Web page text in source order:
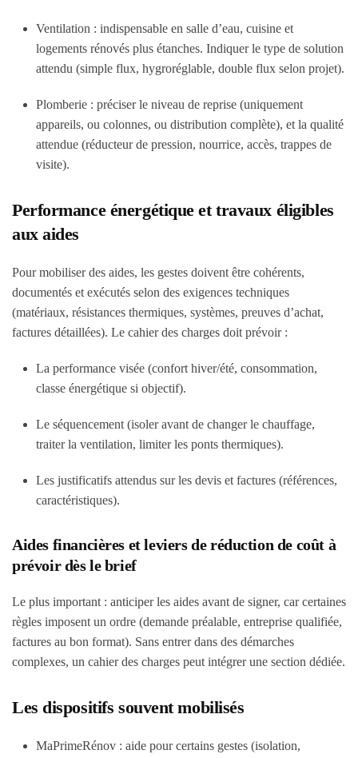
Ventilation : indispensable en salle d’eau, cuisine et
logements rénovés plus étanches. Indiquer le type de solution
attendu (simple flux, hygroréglable, double flux selon projet).
Plomberie : préciser le niveau de reprise (uniquement
appareils, ou colonnes, ou distribution complète), et la qualité
attendue (réducteur de pression, nourrice, accès, trappes de
visite).
Performance énergétique et travaux éligibles
aux aides
Pour mobiliser des aides, les gestes doivent être cohérents,
documentés et exécutés selon des exigences techniques
(matériaux, résistances thermiques, systèmes, preuves d’achat,
factures détaillées). Le cahier des charges doit prévoir :
La performance visée (confort hiver/été, consommation,
classe énergétique si objectif).
Le séquencement (isoler avant de changer le chauffage,
traiter la ventilation, limiter les ponts thermiques).
Les justificatifs attendus sur les devis et factures (références,
caractéristiques).
Aides financières et leviers de réduction de coût à
prévoir dès le brief
Le plus important : anticiper les aides avant de signer, car certaines
règles imposent un ordre (demande préalable, entreprise qualifiée,
factures au bon format). Sans entrer dans des démarches
complexes, un cahier des charges peut intégrer une section dédiée.
Les dispositifs souvent mobilisés
MaPrimeRénov : aide pour certains gestes (isolation,